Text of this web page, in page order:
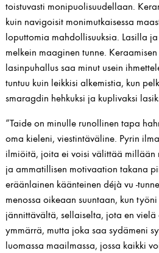
toistuvasti monipuolisuudellaan.
kuin navigoisit monimutkaisessa
loputtomia mahdollisuuksia. Lasilla
melkein maaginen tunne.
lasinpuhallus saa minut usein
tuntuu kuin leikkisi alkemistia, kun
smaragdin hehkuksi ja kuplivaksi
“Taide on minulle runollinen tapa
oma kieleni, viestintäväline. Pyrin
ilmiöitä, joita ei voisi välittää millään
ja ammatillisen motivaation takana
eräänlainen käänteinen déjà vu -
menossa oikeaan suuntaan, kun
jännittävältä, sellaiselta, jota en
ymmärrä, mutta joka saa sydämeni
luomassa maailmassa, jossa kaikki